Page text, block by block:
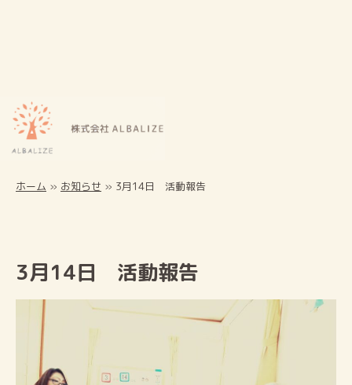
ホーム » お知らせ » 3月14日 活動報告
3月14日 活動報告